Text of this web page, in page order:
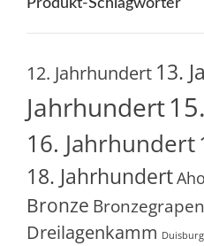
Produkt-Schlagwörter
12. Jahrhundert 13.
Jahrhundert
16. Jahrhundert
18. Jahrhundert
Bronze Bronzegrapen
Dreilagenkamm Duisburg